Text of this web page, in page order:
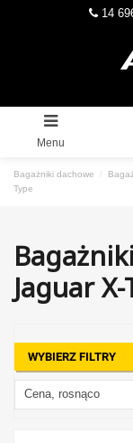
14
Menu
Bagażniki dachowe
Type
Jaguar
WYBIERZ FILTRY
Cena, rosnąco